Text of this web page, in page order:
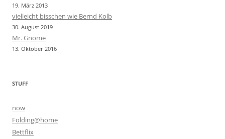
19. März 2013
vielleicht bisschen wie Bernd Kolb
30. August 2019
Mr. Gnome
13. Oktober 2016
STUFF
now
Folding@home
Bettflix